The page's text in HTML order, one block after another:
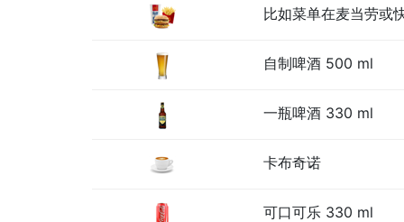
比如菜单在麦当劳或
自制啤酒 500 ml
一瓶啤酒 330 ml
卡布奇诺
可口可乐 330 ml